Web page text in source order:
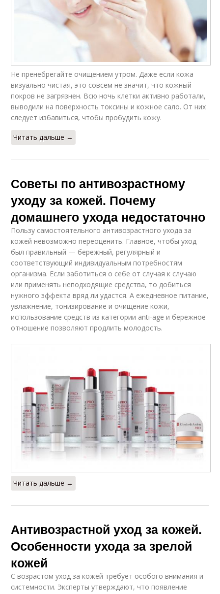
Не пренебрегайте очищением утром. Даже если кожа
визуально чистая, это совсем не значит, что кожный
покров не загрязнен. Всю ночь клетки активно работали,
выводили на поверхность токсины и кожное сало. От них
следует избавиться, чтобы пробудить кожу.
Читать дальше →
Советы по антивозрастному
уходу за кожей. Почему
домашнего ухода недостаточно
Пользу самостоятельного антивозрастного ухода за
кожей невозможно переоценить. Главное, чтобы уход
был правильный — бережный, регулярный и
соответствующий индивидуальным потребностям
организма. Если заботиться о себе от случая к случаю
или применять неподходящие средства, то добиться
нужного эффекта вряд ли удастся. А ежедневное питание,
увлажнение, тонизирование и очищение кожи,
использование средств из категории anti-age и бережное
отношение позволяют продлить молодость.
Читать дальше →
Антивозрастной уход за кожей.
Особенности ухода за зрелой
кожей
С возрастом уход за кожей требует особого внимания и
системности. Эксперты утверждают, что появление